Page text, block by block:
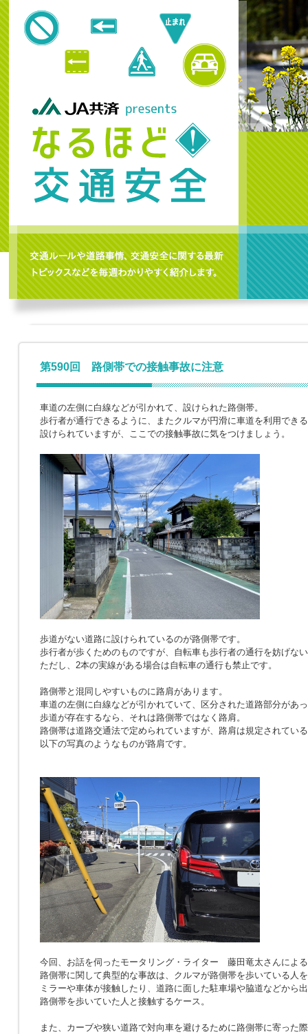
第590回 路側帯での接触事故に注意
車道の左側に白線などが引かれて、設けられた路側帯。
歩行者が通行できるように、またクルマが円滑に車道を利用でき
設けられていますが、ここでの接触事故に気をつけましょう。
歩道がない道路に設けられているのが路側帯です。
歩行者が歩くためのものですが、自転車も歩行者の通行を妨げな
ただし、2本の実線がある場合は自転車の通行も禁止です。
路側帯と混同しやすいものに路肩があります。
車道の左側に白線などが引かれていて、区分された道路部分があ
歩道が存在するなら、それは路側帯ではなく路肩。
路側帯は道路交通法で定められていますが、路肩は規定されてい
以下の写真のようなものが路肩です。
今回、お話を伺ったモータリング・ライター 藤田竜太さんによ
路側帯に関して典型的な事故は、クルマが路側帯を歩いている人
ミラーや車体が接触したり、道路に面した駐車場や脇道などから
路側帯を歩いていた人と接触するケース。
また、カーブや狭い道路で対向車を避けるために路側帯に寄った